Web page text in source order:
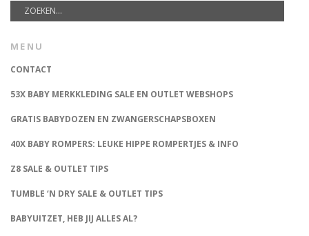
MENU
CONTACT
53X BABY MERKKLEDING SALE EN OUTLET WEBSHOPS
GRATIS BABYDOZEN EN ZWANGERSCHAPSBOXEN
40X BABY ROMPERS: LEUKE HIPPE ROMPERTJES & INFO
Z8 SALE & OUTLET TIPS
TUMBLE ‘N DRY SALE & OUTLET TIPS
BABYUITZET, HEB JIJ ALLES AL?